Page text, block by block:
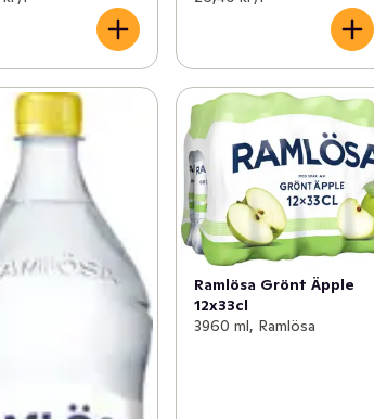
Ramlösa Grönt Äpple
12x33cl
3960 ml, Ramlösa